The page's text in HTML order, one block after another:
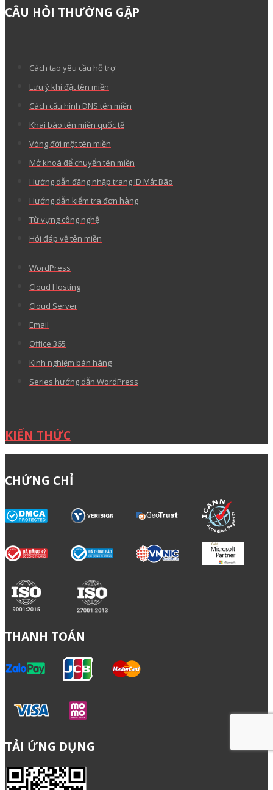
CÂU HỎI THƯỜNG GẶP
Cách tạo yêu cầu hỗ trợ
Lưu ý khi đặt tên miền
Cách cấu hình DNS tên miền
Khai báo tên miền quốc tế
Vòng đời một tên miền
Mở khoá để chuyển tên miền
Hướng dẫn đăng nhập trang ID Mắt Bão
Hướng dẫn kiểm tra đơn hàng
Từ vựng công nghệ
Hỏi đáp về tên miền
WordPress
Cloud Hosting
Cloud Server
Email
Office 365
Kinh nghiệm bán hàng
Series hướng dẫn WordPress
KIẾN THỨC
CHỨNG CHỈ
THANH TOÁN
TẢI ỨNG DỤNG